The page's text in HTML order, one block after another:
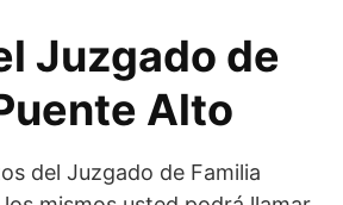
Juzgado de
Alto
del Juzgado de Familia